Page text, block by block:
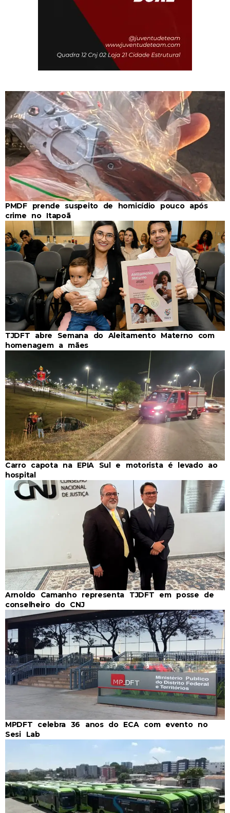
PMDF prende suspeito de homicídio pouco após
crime no Itapoã
TJDFT abre Semana do Aleitamento Materno com
homenagem a mães
Carro capota na EPIA Sul e motorista é levado ao
hospital
Arnoldo Camanho representa TJDFT em posse de
conselheiro do CNJ
MPDFT celebra 36 anos do ECA com evento no
Sesi Lab